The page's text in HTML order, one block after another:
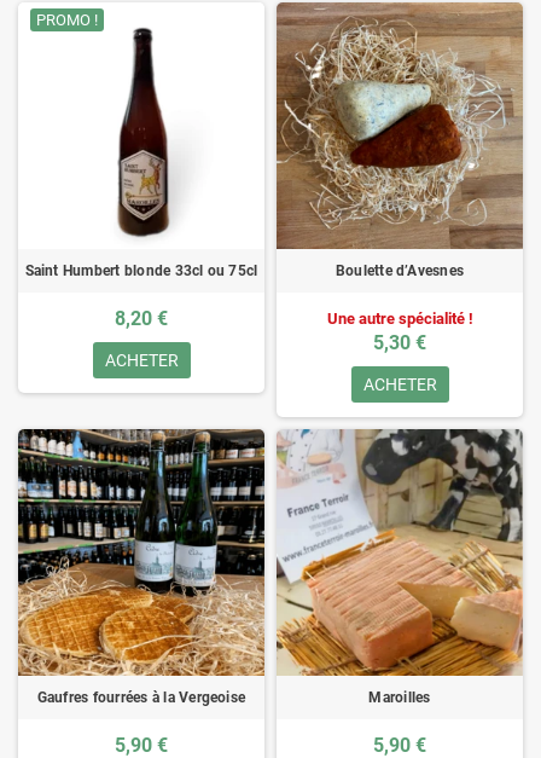
PROMO !
Saint Humbert blonde 33cl ou 75cl
8,20 €
ACHETER
Boulette d’Avesnes
Une autre spécialité !
5,30 €
ACHETER
Gaufres fourrées à la Vergeoise
5,90 €
Maroilles
5,90 €